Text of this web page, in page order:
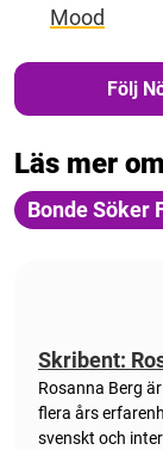
Mood
Följ
Läs mer
Bonde Söker
Skribent:
Rosanna Berg
flera års
svenskt och